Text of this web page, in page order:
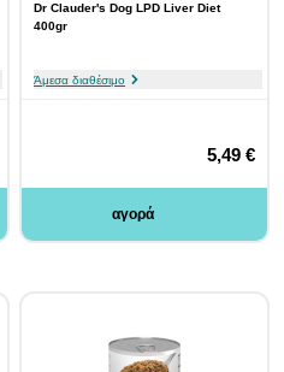
Dr Clauder's Dog LPD Liver Diet
400gr
Άμεσα διαθέσιμο
5,49 €
αγορά